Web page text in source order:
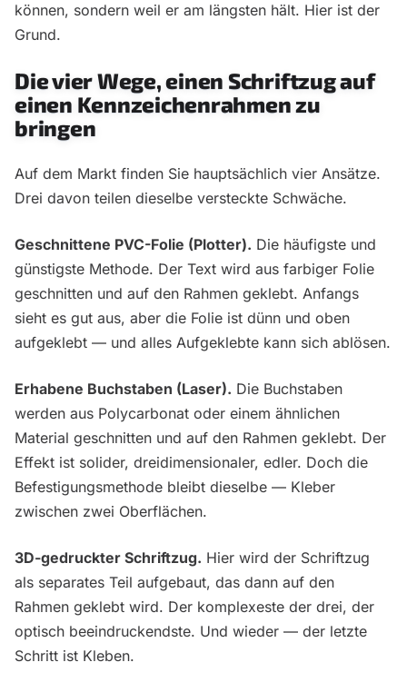
können, sondern weil er am längsten hält. Hier ist der
Grund.
Die vier Wege, einen Schriftzug auf
einen Kennzeichenrahmen zu
bringen
Auf dem Markt finden Sie hauptsächlich vier Ansätze.
Drei davon teilen dieselbe versteckte Schwäche.
Geschnittene PVC-Folie (Plotter). Die häufigste und
günstigste Methode. Der Text wird aus farbiger Folie
geschnitten und auf den Rahmen geklebt. Anfangs
sieht es gut aus, aber die Folie ist dünn und oben
aufgeklebt — und alles Aufgeklebte kann sich ablösen.
Erhabene Buchstaben (Laser). Die Buchstaben
werden aus Polycarbonat oder einem ähnlichen
Material geschnitten und auf den Rahmen geklebt. Der
Effekt ist solider, dreidimensionaler, edler. Doch die
Befestigungsmethode bleibt dieselbe — Kleber
zwischen zwei Oberflächen.
3D-gedruckter Schriftzug. Hier wird der Schriftzug
als separates Teil aufgebaut, das dann auf den
Rahmen geklebt wird. Der komplexeste der drei, der
optisch beeindruckendste. Und wieder — der letzte
Schritt ist Kleben.